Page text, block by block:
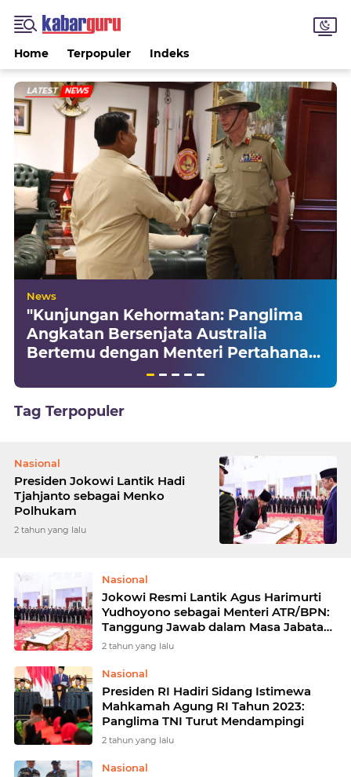
Home Terpopuler Indeks
LATEST NEWS
News
"Kunjungan Kehormatan: Panglima
Angkatan Bersenjata Australia
Bertemu dengan Menteri Pertahanan
Tag Terpopuler
Nasional
Presiden Jokowi Lantik Hadi
Tjahjanto sebagai Menko
Polhukam
2 tahun yang lalu
Nasional
Jokowi Resmi Lantik Agus Harimurti
Yudhoyono sebagai Menteri ATR/BPN:
Tanggung Jawab dalam Masa Jabatan
Terbatas
2 tahun yang lalu
Nasional
Presiden RI Hadiri Sidang Istimewa
Mahkamah Agung RI Tahun 2023:
Panglima TNI Turut Mendampingi
2 tahun yang lalu
Nasional